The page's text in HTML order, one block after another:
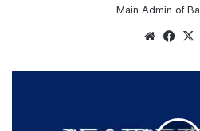
Main Admin of